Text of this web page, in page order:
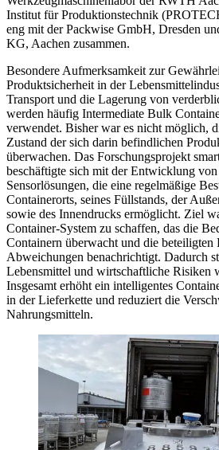
Institut für Produktionstechnik
eng mit der Packwise GmbH, Dresden
KG, Aachen zusammen.
Besondere Aufmerksamkeit zur
Produktsicherheit in der
Transport und die Lagerung von
werden häufig Intermediate Bulk
verwendet. Bisher war es nicht möglich,
Zustand der sich darin befindlichen
überwachen. Das Forschungsprojekt
beschäftigte sich mit der Entwicklung
Sensorlösungen, die eine regelmäßige
Containerorts, seines Füllstands, der
sowie des Innendrucks ermöglicht. Ziel
Container-System zu schaffen, das die
Containern überwacht und die beteiligten
Abweichungen benachrichtigt. Dadurch
Lebensmittel und wirtschaftliche Risiken
Insgesamt erhöht ein intelligentes
in der Lieferkette und reduziert die
Nahrungsmitteln.